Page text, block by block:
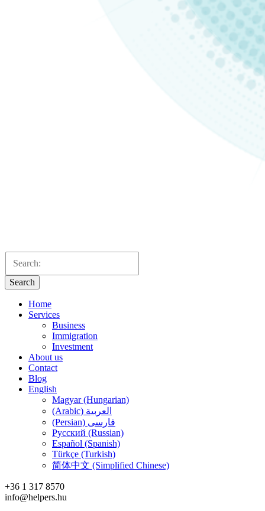
Search
Home
Services
Business
Immigration
Investment
About us
Contact
Blog
English
Magyar (Hungarian)
(Arabic) العربية
(Persian) فارسی
Русский (Russian)
Español (Spanish)
Türkçe (Turkish)
简体中文 (Simplified Chinese)
+36 1 317 8570
info@helpers.hu